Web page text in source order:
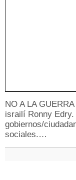
NO A LA
israilí Ronny
gobiernos/
sociales.…